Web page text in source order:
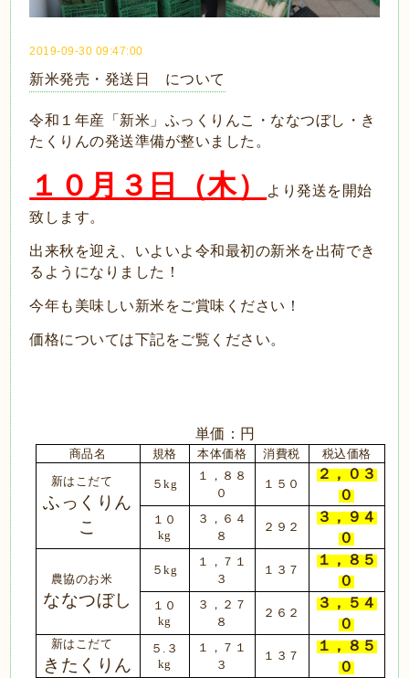
2019-09-30 09:47:00
新米発売・発送日 について
令和１年産「新米」ふっくりんこ・ななつぼし・き
たくりんの発送準備が整いました。
１０月３日（木）
より発送を開始
致します。
出来秋を迎え、いよいよ令和最初の新米を出荷でき
るようになりました！
今年も美味しい新米をご賞味ください！
価格については下記をご覧ください。
単価：円
商品名 規格 本体価格 消費税
税込価格
新はこだて
ふっくりん
こ
５kg
１，８８
０
１５０
２，０３
０
１０
kg
３，６４
８
２９２
３，９４
０
農協のお米
ななつぼし
５kg
１，７１
３
１３７
１，８５
０
１０
kg
３，２７
８
２６２
３，５４
０
新はこだて
きたくりん
５ .３
kg
１，７１
３
１３７
１，８５
０